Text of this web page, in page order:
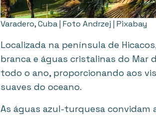
Varadero, Cuba | Foto Andrzej | Pixabay
Localizada na península de
branca e águas cristalinas do Mar
todo o ano, proporcionando aos
suaves do oceano.
As águas azul-turquesa convidam